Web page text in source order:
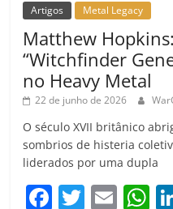
Artigos Metal Legacy
Matthew
“Witchfinder
no Heavy Metal
22 de junho de 2026
O século XVII britânico
sombrios de histeria
liderados por uma dupla
F T E